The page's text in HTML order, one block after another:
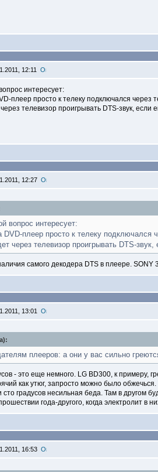
12:11
интересует:
плеер просто к телеку подключался через
телевизор проигрывать DTS-звук,
12:27
вопрос интересует:
DVD-плеер просто к телеку
через телевизор проигрывать DTS-
самого декодера DTS в плеере.
13:01
плееров: а они у вас сильно
- это еще немного. LG BD300, к примеру,
как утюг, запросто можно было
сто градусов несильная беда. Там в другом
года-другого, когда электролит в
16:53